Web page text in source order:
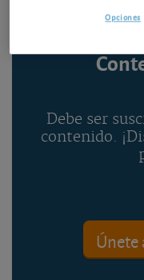
Debe ser
contenido.
Opciones